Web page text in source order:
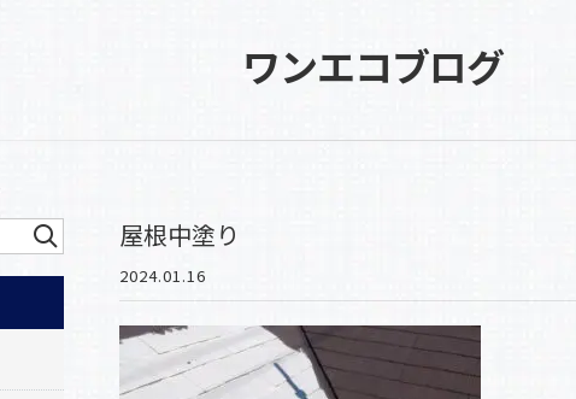
ワンエコブログ
屋根中塗り
2024.01.16